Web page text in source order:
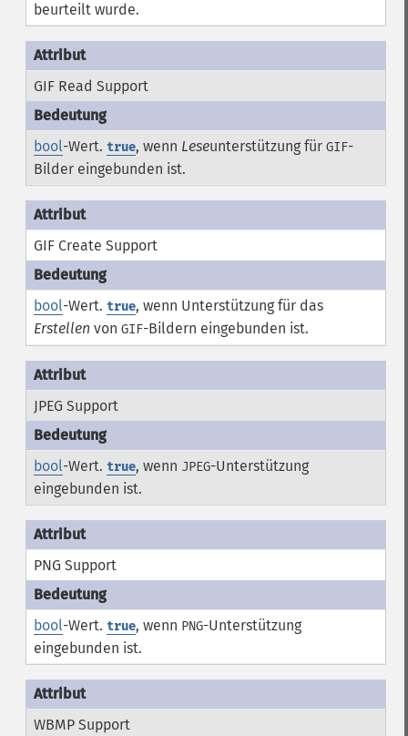
beurteilt wurde.
GIF Read Support
bool-Wert. true, wenn Leseunterstützung für GIF-
Bilder eingebunden ist.
GIF Create Support
bool-Wert. true, wenn Unterstützung für das
Erstellen von GIF-Bildern eingebunden ist.
JPEG Support
bool-Wert. true, wenn JPEG-Unterstützung
eingebunden ist.
PNG Support
bool-Wert. true, wenn PNG-Unterstützung
eingebunden ist.
WBMP Support